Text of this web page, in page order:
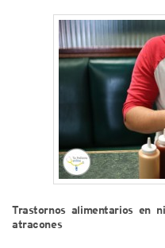
Trastornos alimentarios en
atracones